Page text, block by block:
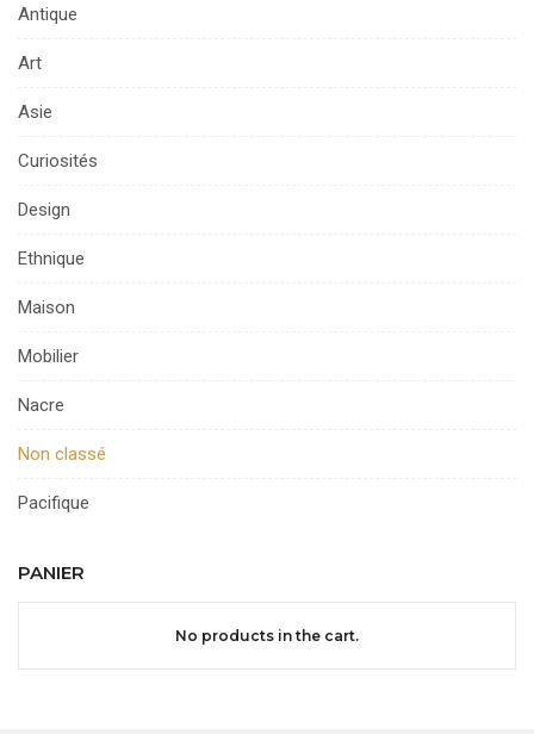
Antique
Art
Asie
Curiosités
Design
Ethnique
Maison
Mobilier
Nacre
Non classé
Pacifique
PANIER
No products in the cart.